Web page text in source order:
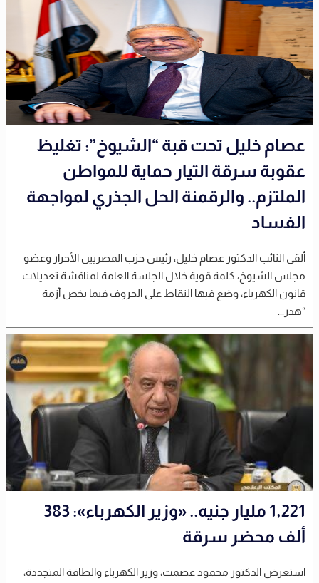
عصام خليل تحت قبة “الشيوخ”: تغليظ
عقوبة سرقة التيار حماية للمواطن
الملتزم.. والرقمنة الحل الجذري لمواجهة
الفساد
ألقى النائب الدكتور عصام خليل، رئيس حزب المصريين الأحرار وعضو
مجلس الشيوخ، كلمة قوية خلال الجلسة العامة لمناقشة تعديلات
قانون الكهرباء، وضع فيها النقاط على الحروف فيما يخص أزمة
“هدر...
1,221 مليار جنيه.. «وزير الكهرباء»: 383
ألف محضر سرقة
استعرض الدكتور محمود عصمت، وزير الكهرباء والطاقة المتجددة،